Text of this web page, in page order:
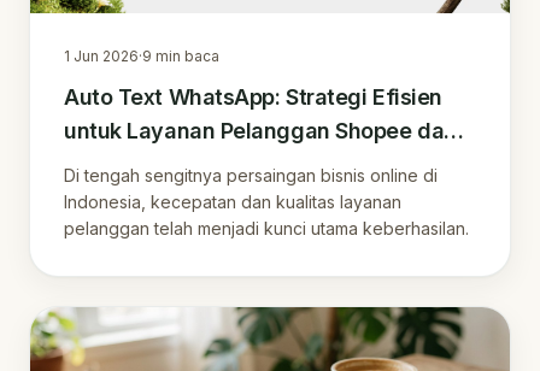
1 Jun 2026·9 min baca
Auto Text WhatsApp: Strategi Efisien
untuk Layanan Pelanggan Shopee dan
Membangun Loyalitas Jangka Panjang
Di tengah sengitnya persaingan bisnis online di
Indonesia, kecepatan dan kualitas layanan
pelanggan telah menjadi kunci utama keberhasilan.